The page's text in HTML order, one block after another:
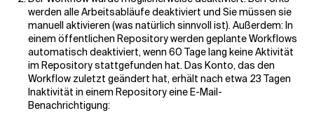
werden alle Arbeitsabläufe deaktiviert und Sie müssen sie
manuell aktivieren (was natürlich sinnvoll ist). Außerdem: In
einem öffentlichen Repository werden geplante Workflows
automatisch deaktiviert, wenn 60 Tage lang keine Aktivität
im Repository stattgefunden hat. Das Konto, das den
Workflow zuletzt geändert hat, erhält nach etwa 23 Tagen
Inaktivität in einem Repository eine E-Mail-
Benachrichtigung: